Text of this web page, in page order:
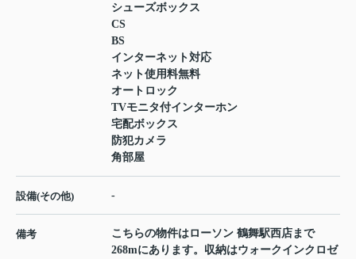
シューズボックス
CS
BS
インターネット対応
ネット使用料無料
オートロック
TVモニタ付インターホン
宅配ボックス
防犯カメラ
角部屋
設備(その他) -
備考
こちらの物件はローソン 鶴舞駅西店まで
268mにあります。収納はウォークインクロゼ